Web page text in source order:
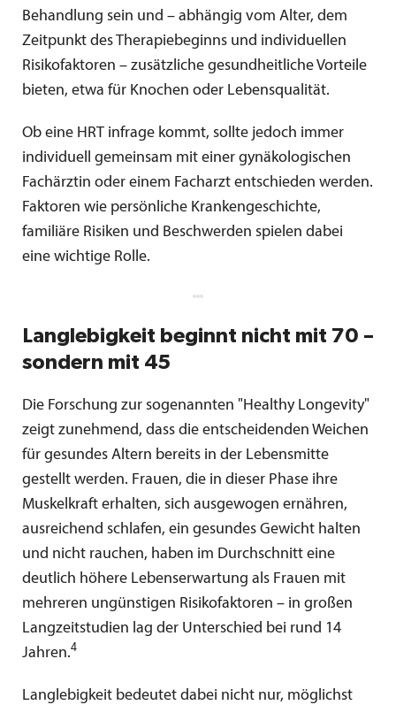
Behandlung sein und – abhängig vom Alter, dem
Zeitpunkt des Therapiebeginns und individuellen
Risikofaktoren – zusätzliche gesundheitliche Vorteile
bieten, etwa für Knochen oder Lebensqualität.
Ob eine HRT infrage kommt, sollte jedoch immer
individuell gemeinsam mit einer gynäkologischen
Fachärztin oder einem Facharzt entschieden werden.
Faktoren wie persönliche Krankengeschichte,
familiäre Risiken und Beschwerden spielen dabei
eine wichtige Rolle.
Langlebigkeit beginnt nicht mit 70 –
sondern mit 45
Die Forschung zur sogenannten "Healthy Longevity"
zeigt zunehmend, dass die entscheidenden Weichen
für gesundes Altern bereits in der Lebensmitte
gestellt werden. Frauen, die in dieser Phase ihre
Muskelkraft erhalten, sich ausgewogen ernähren,
ausreichend schlafen, ein gesundes Gewicht halten
und nicht rauchen, haben im Durchschnitt eine
deutlich höhere Lebenserwartung als Frauen mit
mehreren ungünstigen Risikofaktoren – in großen
Langzeitstudien lag der Unterschied bei rund 14
Jahren.4
Langlebigkeit bedeutet dabei nicht nur, möglichst